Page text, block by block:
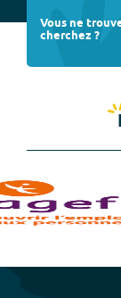
Vous ne
cherchez ?